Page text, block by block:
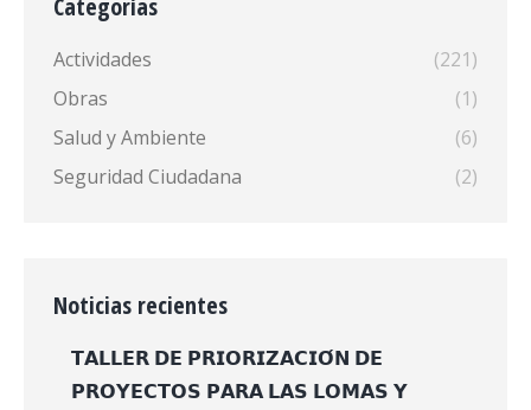
Categorías
Actividades
(221)
Obras
(1)
Salud y Ambiente
(6)
Seguridad Ciudadana
(2)
Noticias recientes
𝗧𝗔𝗟𝗟𝗘𝗥 𝗗𝗘 𝗣𝗥𝗜𝗢𝗥𝗜𝗭𝗔𝗖𝗜𝗢́𝗡 𝗗𝗘
𝗣𝗥𝗢𝗬𝗘𝗖𝗧𝗢𝗦 𝗣𝗔𝗥𝗔 𝗟𝗔𝗦 𝗟𝗢𝗠𝗔𝗦 𝗬